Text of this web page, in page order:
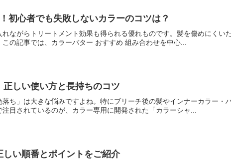
初心者でも失敗しないカラーのコツは？
ながらトリートメント効果も得られる優れものです。髪を傷めにくい
の記事では、カラーバター おすすめ 組み合わせを中心...
しい使い方と長持ちのコツ
ち」は大きな悩みですよね。特にブリーチ後の髪やインナーカラー・
目されているのが、カラー専用に開発された「カラーシャ...
い順番とポイントをご紹介